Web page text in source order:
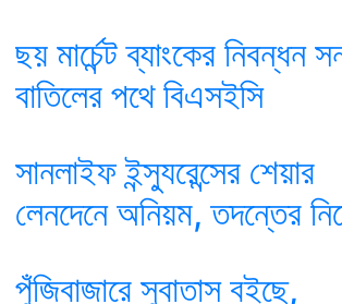
ছয় মার্চেন্ট ব্যাংকের নিবন্ধন
বাতিলের পথে বিএসইসি
সানলাইফ ইন্স্যুরেন্সের শেয়ার
লেনদেনে অনিয়ম, তদন্তের
পুঁজিবাজারে সুবাতাস বইছে,